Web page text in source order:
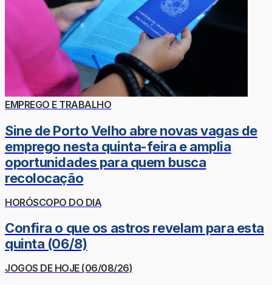
EMPREGO E TRABALHO
Sine de Porto Velho abre novas vagas de
emprego nesta quinta-feira e amplia
oportunidades para quem busca
recolocação
HORÓSCOPO DO DIA
Confira o que os astros revelam para esta
quinta (06/8)
JOGOS DE HOJE (06/08/26)